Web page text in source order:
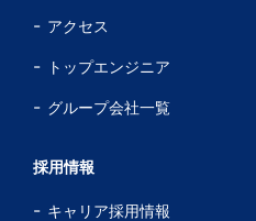
アクセス
トップエンジニア
グループ会社一覧
採用情報
キャリア採用情報